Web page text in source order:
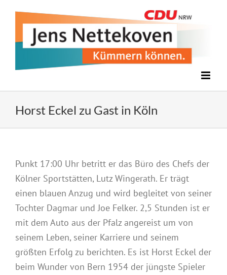
Horst Eckel zu Gast in Köln
Punkt 17:00 Uhr betritt er das Büro des Chefs der
Kölner Sportstätten, Lutz Wingerath. Er trägt
einen blauen Anzug und wird begleitet von seiner
Tochter Dagmar und Joe Felker. 2,5 Stunden ist er
mit dem Auto aus der Pfalz angereist um von
seinem Leben, seiner Karriere und seinem
größten Erfolg zu berichten. Es ist Horst Eckel der
beim Wunder von Bern 1954 der jüngste Spieler